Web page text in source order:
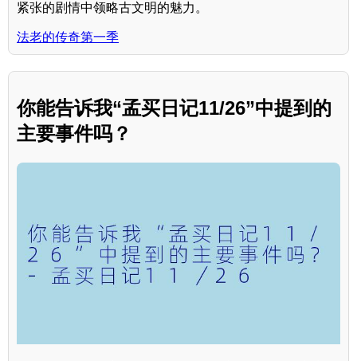
紧张的剧情中领略古文明的魅力。
法老的传奇第一季
你能告诉我“孟买日记11/26”中提到的
主要事件吗？